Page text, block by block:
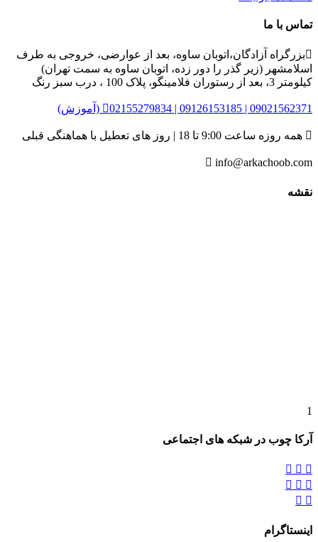
تماس با ما
بزرگراه آزادگان،اتوبان ساوه، بعد از عوارضی، خروجی به طرف
اسلامشهر (زیر گذر را دور زده، اتوبان ساوه به سمت تهران)
کیلومتر 3، بعد از رستوران فلامینگو، پلاک 100 ، درب سبز رنگ
02155279834 | 09126153185 | 09021562371 (آموزش)
 همه روزه ساعت 9:00 تا 18 | روز های تعطیل با هماهنگی قبلی
 info@arkachoob.com
نقشه
1
آرکا چوب در شبکه های اجتماعی
  
  
 
اینستاگرام